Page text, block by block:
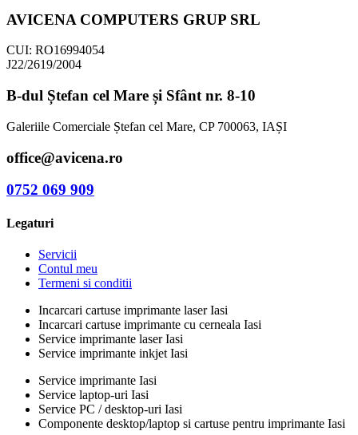
AVICENA COMPUTERS GRUP SRL
CUI: RO16994054
J22/2619/2004
B-dul Ștefan cel Mare și Sfânt nr. 8-10
Galeriile Comerciale Ștefan cel Mare, CP 700063, IAȘI
office@avicena.ro
0752 069 909
Legaturi
Servicii
Contul meu
Termeni si conditii
Incarcari cartuse imprimante laser Iasi
Incarcari cartuse imprimante cu cerneala Iasi
Service imprimante laser Iasi
Service imprimante inkjet Iasi
Service imprimante Iasi
Service laptop-uri Iasi
Service PC / desktop-uri Iasi
Componente desktop/laptop si cartuse pentru imprimante Iasi